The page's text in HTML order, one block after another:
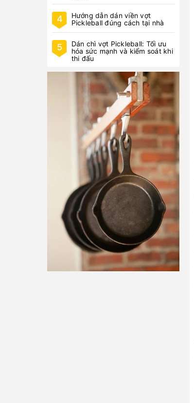
4
Hướng dẫn dán viền vợt
Pickleball đúng cách tại nhà
5
Dán chì vợt Pickleball: Tối ưu
hóa sức mạnh và kiểm soát khi
thi đấu